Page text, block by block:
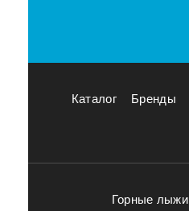
Каталог Бренды
Горные лыжи